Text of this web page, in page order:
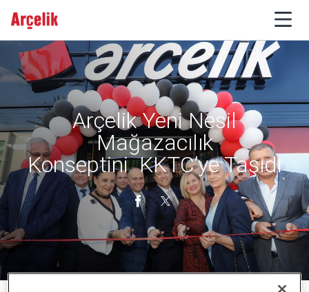
Arçelik Yeni Nesil
Mağazacılık
Konseptini KKTC’ye Taşıdı